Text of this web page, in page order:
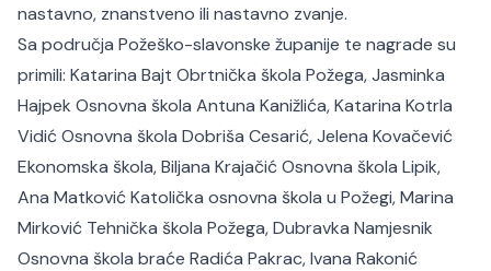
nastavno, znanstveno ili nastavno zvanje.
Sa područja Požeško-slavonske županije te nagrade su
primili: Katarina Bajt Obrtnička škola Požega, Jasminka
Hajpek Osnovna škola Antuna Kanižlića, Katarina Kotrla
Vidić Osnovna škola Dobriša Cesarić, Jelena Kovačević
Ekonomska škola, Biljana Krajačić Osnovna škola Lipik,
Ana Matković Katolička osnovna škola u Požegi, Marina
Mirković Tehnička škola Požega, Dubravka Namjesnik
Osnovna škola braće Radića Pakrac, Ivana Rakonić